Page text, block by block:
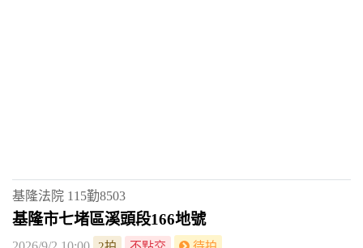
基隆法院 115勤8503
基隆市七堵區溪頭段166地號